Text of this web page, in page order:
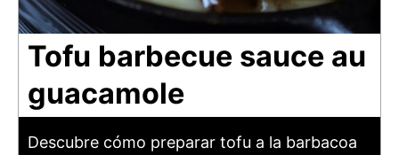
Tofu barbecue sauce au
guacamole
Descubre cómo preparar tofu a la barbacoa